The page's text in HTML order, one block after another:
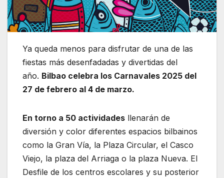
Ya queda menos para disfrutar de una de las
fiestas más desenfadadas y divertidas del
año. Bilbao celebra los Carnavales 2025 del
27 de febrero al 4 de marzo.
En torno a 50 actividades llenarán de
diversión y color diferentes espacios bilbainos
como la Gran Vía, la Plaza Circular, el Casco
Viejo, la plaza del Arriaga o la plaza Nueva. El
Desfile de los centros escolares y su posterior